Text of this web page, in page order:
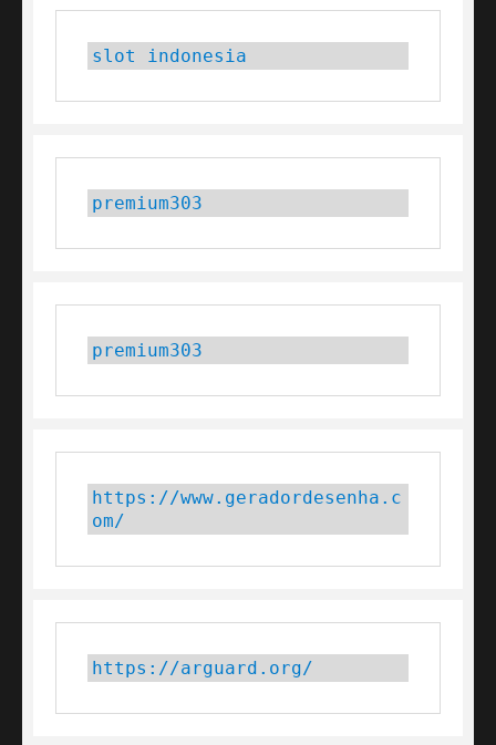
slot indonesia
premium303
premium303
https://www.geradordesenha.c
om/
https://arguard.org/